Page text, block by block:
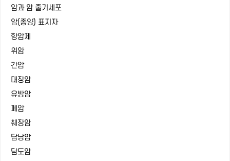
암과 암 줄기세포
암(종양) 표지자
항암제
위암
간암
대장암
유방암
폐암
췌장암
담낭암
담도암